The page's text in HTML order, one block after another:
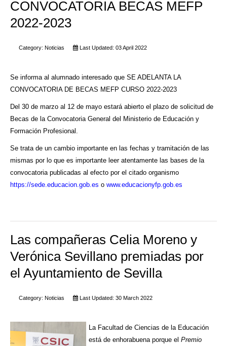
CONVOCATORIA BECAS MEFP
2022-2023
Category: Noticias Last Updated: 03 April 2022
Se informa al alumnado interesado que SE ADELANTA LA
CONVOCATORIA DE BECAS MEFP CURSO 2022-2023
Del 30 de marzo al 12 de mayo estará abierto el plazo de solicitud de
Becas de la Convocatoria General del Ministerio de Educación y
Formación Profesional.
Se trata de un cambio importante en las fechas y tramitación de las
mismas por lo que es importante leer atentamente las bases de la
convocatoria publicadas al efecto por el citado organismo
https://sede.educacion.gob.es o www.educacionyfp.gob.es
Las compañeras Celia Moreno y
Verónica Sevillano premiadas por
el Ayuntamiento de Sevilla
Category: Noticias Last Updated: 30 March 2022
La Facultad de Ciencias de la Educación
está de enhorabuena porque el Premio